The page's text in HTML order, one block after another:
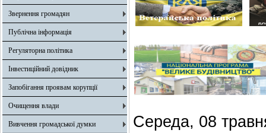
Звернення громадян
Публічна інформація
Регуляторна політика
Інвестиційний довідник
Запобігання проявам корупції
Очищення влади
Вивчення громадської думки Середа, 08